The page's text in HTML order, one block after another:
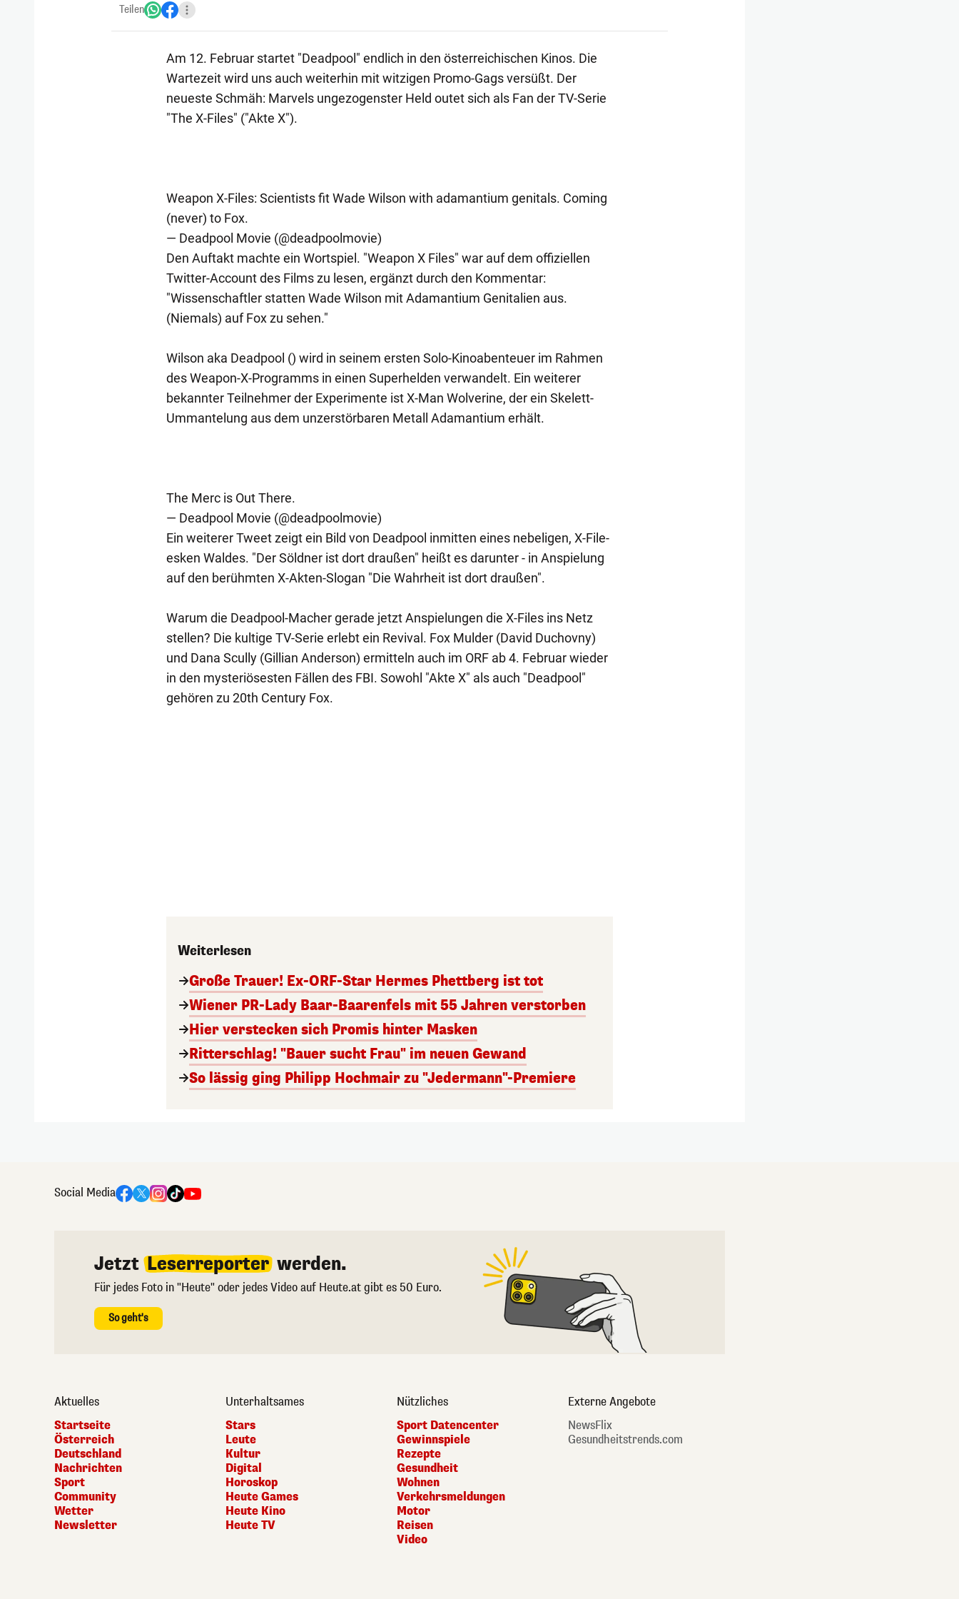
Teilen
Am 12. Februar startet "Deadpool" endlich in den österreichischen Kinos. Die
Wartezeit wird uns auch weiterhin mit witzigen Promo-Gags versüßt. Der
neueste Schmäh: Marvels ungezogenster Held outet sich als Fan der TV-Serie
"The X-Files" ("Akte X").
Weapon X-Files: Scientists fit Wade Wilson with adamantium genitals. Coming
(never) to Fox.
— Deadpool Movie (@deadpoolmovie)
Den Auftakt machte ein Wortspiel. "Weapon X Files" war auf dem offiziellen
Twitter-Account des Films zu lesen, ergänzt durch den Kommentar:
"Wissenschaftler statten Wade Wilson mit Adamantium Genitalien aus.
(Niemals) auf Fox zu sehen."
Wilson aka Deadpool () wird in seinem ersten Solo-Kinoabenteuer im Rahmen
des Weapon-X-Programms in einen Superhelden verwandelt. Ein weiterer
bekannter Teilnehmer der Experimente ist X-Man Wolverine, der ein Skelett-
Ummantelung aus dem unzerstörbaren Metall Adamantium erhält.
The Merc is Out There.
— Deadpool Movie (@deadpoolmovie)
Ein weiterer Tweet zeigt ein Bild von Deadpool inmitten eines nebeligen, X-File-
esken Waldes. "Der Söldner ist dort draußen" heißt es darunter - in Anspielung
auf den berühmten X-Akten-Slogan "Die Wahrheit ist dort draußen".
Warum die Deadpool-Macher gerade jetzt Anspielungen die X-Files ins Netz
stellen? Die kultige TV-Serie erlebt ein Revival. Fox Mulder (David Duchovny)
und Dana Scully (Gillian Anderson) ermitteln auch im ORF ab 4. Februar wieder
in den mysteriösesten Fällen des FBI. Sowohl "Akte X" als auch "Deadpool"
gehören zu 20th Century Fox.
Weiterlesen
Große Trauer! Ex-ORF-Star Hermes Phettberg ist tot
Wiener PR-Lady Baar-Baarenfels mit 55 Jahren verstorben
Hier verstecken sich Promis hinter Masken
Ritterschlag! "Bauer sucht Frau" im neuen Gewand
So lässig ging Philipp Hochmair zu "Jedermann"-Premiere
Social Media
Jetzt Leserreporter werden.
Für jedes Foto in "Heute" oder jedes Video auf Heute.at gibt es 50 Euro.
So geht's
Aktuelles
Startseite
Österreich
Deutschland
Nachrichten
Sport
Community
Wetter
Newsletter
Unterhaltsames
Stars
Leute
Kultur
Digital
Horoskop
Heute Games
Heute Kino
Heute TV
Nützliches
Sport Datencenter
Gewinnspiele
Rezepte
Gesundheit
Wohnen
Verkehrsmeldungen
Motor
Reisen
Video
Externe Angebote
NewsFlix
Gesundheitstrends.com